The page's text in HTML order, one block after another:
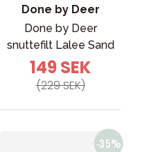
Done by Deer
Done by Deer
snuttefilt Lalee Sand
149 SEK
(229 SEK)